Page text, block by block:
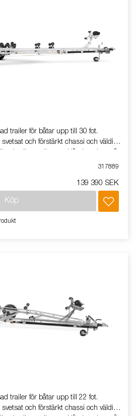
trailer för båtar upp till 30 fot.
och förstärkt chassi och väldigt
kvalitetsrullar med låg inverkan på
duty superrullsvagga baktill med
kölrulle och ett par dubbla
Elen är helt skyddad i båttrailerns
förlänger livstiden. Helskyddad
är enkelt att justera, vinschtornet är
317889
139 390 SEK
Köp
trailer för båtar upp till 22 fot.
och förstärkt chassi och väldigt